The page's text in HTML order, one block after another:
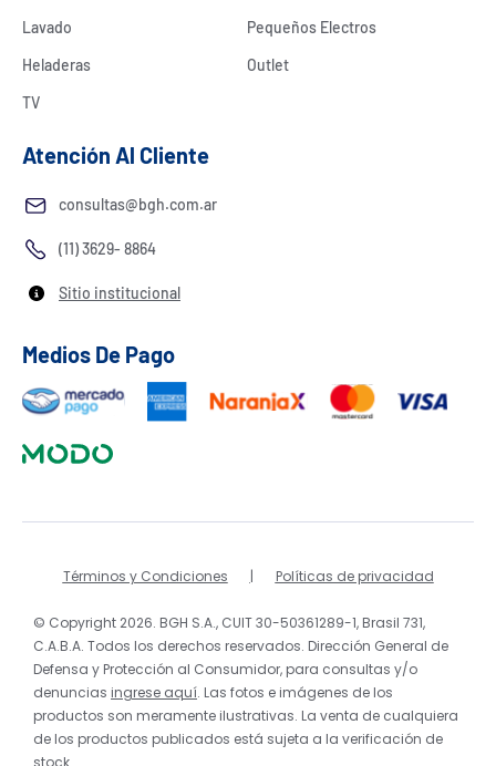
Lavado
Heladeras
TV
Pequeños Electros
Outlet
Atención Al Cliente
consultas@bgh.com.ar
(11) 3629- 8864
Sitio institucional
Medios De Pago
Términos y Condiciones Políticas de privacidad
© Copyright 2026. BGH S.A., CUIT 30-50361289-1, Brasil 731,
C.A.B.A. Todos los derechos reservados. Dirección General de
Defensa y Protección al Consumidor, para consultas y/o
denuncias ingrese aquí. Las fotos e imágenes de los
productos son meramente ilustrativas. La venta de cualquiera
de los productos publicados está sujeta a la verificación de
stock.